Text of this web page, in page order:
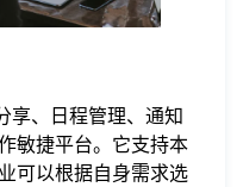
享、日程管理、通知
敏捷平台。它支持本
可以根据自身需求选